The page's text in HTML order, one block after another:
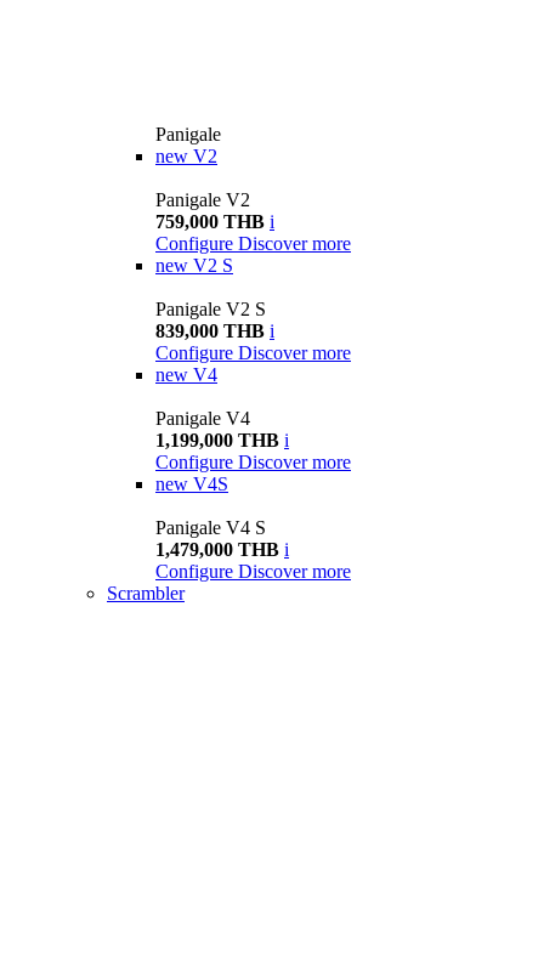
Panigale
new V2
Panigale V2
759,000 THB i
Configure Discover more
new V2 S
Panigale V2 S
839,000 THB i
Configure Discover more
new V4
Panigale V4
1,199,000 THB i
Configure Discover more
new V4S
Panigale V4 S
1,479,000 THB i
Configure Discover more
Scrambler